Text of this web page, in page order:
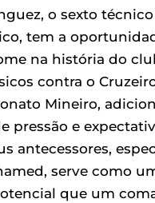
o sexto
tem a
na história do
contra o
Mineiro,
pressão e
antecessores,
serve como
que um